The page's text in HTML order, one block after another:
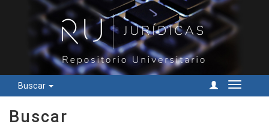
Buscar
Cambiar
Buscar